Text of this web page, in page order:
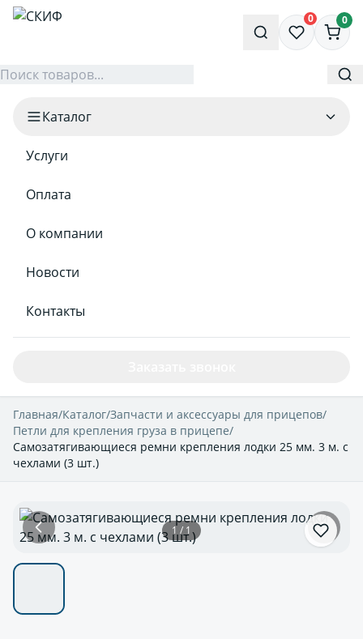
0 0
Каталог
Услуги
Оплата
О компании
Новости
Контакты
Главная/Каталог/Запчасти и аксессуары для прицепов/
Петли для крепления груза в прицепе/
Самозатягивающиеся ремни крепления лодки 25 мм. 3 м. с
чехлами (3 шт.)
1 / 1